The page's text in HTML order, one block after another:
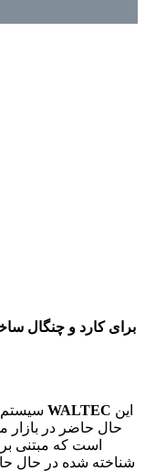
برای کارد و چنگال
این WALTEC سیستم
حال حاضر در
است که مبتنی
شناخته شده در حال